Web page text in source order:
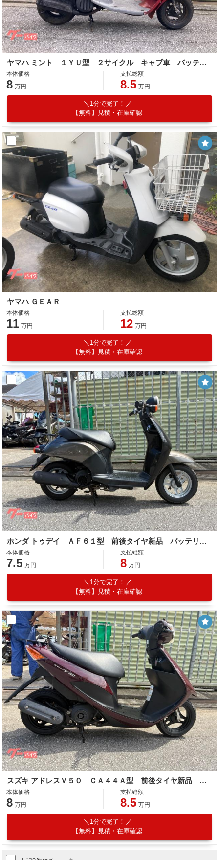
ヤマハ ミント １ＹＵ型 ２サイクル キャブ車 バッテリー新品
本体価格
8 万円
支払総額
8.5 万円
1分で完了！
【無料】見積・在庫確認
ヤマハ ＧＥＡＲ
本体価格
11 万円
支払総額
12 万円
1分で完了！
【無料】見積・在庫確認
ホンダ トゥデイ ＡＦ６１型 前後タイヤ新品 バッテリー新品 ブレーキシュー新品 ４サイクル キャブ車
本体価格
7.5 万円
支払総額
8 万円
1分で完了！
【無料】見積・在庫確認
スズキ アドレスＶ５０ ＣＡ４４Ａ型 前後タイヤ新品 バッテリー新品 インジェクション ４サイクル
本体価格
8 万円
支払総額
8.5 万円
1分で完了！
【無料】見積・在庫確認